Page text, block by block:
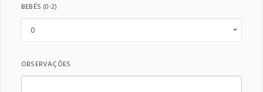
BEBÉS (0-2)
OBSERVAÇÕES